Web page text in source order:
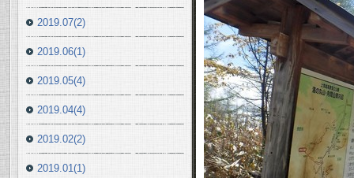
2019.07(2)
2019.06(1)
2019.05(4)
2019.04(4)
2019.02(2)
2019.01(1)